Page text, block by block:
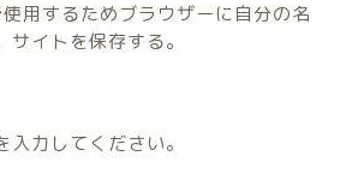
用するためブラウザーに自分の名
イトを保存する。
力してください。